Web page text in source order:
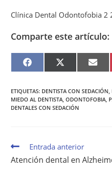
Clínica Dental Odontofobia 2
Comparte este artículo:
F
A
B
O
O
K
X
(
I
T
T
E
R
E
M
L
ETIQUETAS: DENTISTA CON SEDACIÓN,
MIEDO AL DENTISTA, ODONTOFOBIA,
DENTALES CON SEDACIÓN
Entrada anterior
Atención dental en